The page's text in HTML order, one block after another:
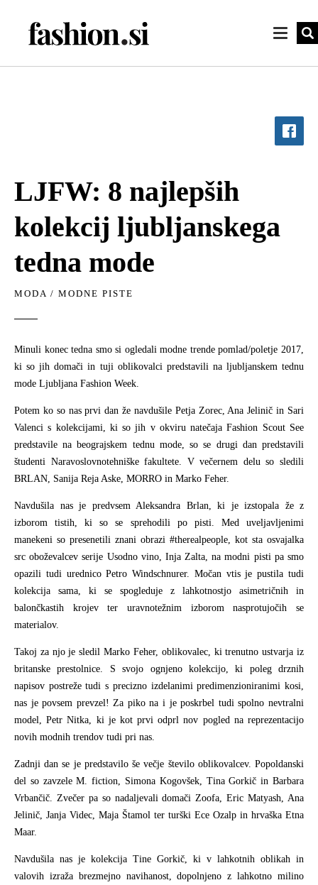
LJFW: 8 najlepših
kolekcij ljubljanskega
tedna mode
MODA / MODNE PISTE
Minuli konec tedna smo si ogledali modne trende pomlad/poletje 2017,
ki so jih domači in tuji oblikovalci predstavili na ljubljanskem tednu
mode Ljubljana Fashion Week.
Potem ko so nas prvi dan že navdušile Petja Zorec, Ana Jelinič in Sari
Valenci s kolekcijami, ki so jih v okviru natečaja Fashion Scout See
predstavile na beograjskem tednu mode, so se drugi dan predstavili
študenti Naravoslovnotehniške fakultete. V večernem delu so sledili
BRLAN, Sanija Reja Aske, MORRO in Marko Feher.
Navdušila nas je predvsem Aleksandra Brlan, ki je izstopala že z
izborom tistih, ki so se sprehodili po pisti. Med uveljavljenimi
manekeni so presenetili znani obrazi #therealpeople, kot sta osvajalka
src oboževalcev serije Usodno vino, Inja Zalta, na modni pisti pa smo
opazili tudi urednico Petro Windschnurer. Močan vtis je pustila tudi
kolekcija sama, ki se spogleduje z lahkotnostjo asimetričnih in
balončkastih krojev ter uravnotežnim izborom nasprotujočih se
materialov.
Takoj za njo je sledil Marko Feher, oblikovalec, ki trenutno ustvarja iz
britanske prestolnice. S svojo ognjeno kolekcijo, ki poleg drznih
napisov postreže tudi s precizno izdelanimi predimenzioniranimi kosi,
nas je povsem prevzel! Za piko na i je poskrbel tudi spolno nevtralni
model, Petr Nitka, ki je kot prvi odprl nov pogled na reprezentacijo
novih modnih trendov tudi pri nas.
Zadnji dan se je predstavilo še večje število oblikovalcev. Popoldanski
del so zavzele M. fiction, Simona Kogovšek, Tina Gorkič in Barbara
Vrbančič. Zvečer pa so nadaljevali domači Zoofa, Eric Matyash, Ana
Jelinič, Janja Videc, Maja Štamol ter turški Ece Ozalp in hrvaška Etna
Maar.
Navdušila nas je kolekcija Tine Gorkič, ki v lahkotnih oblikah in
valovih izraža brezmejno navihanost, dopolnjeno z lahkotno milino